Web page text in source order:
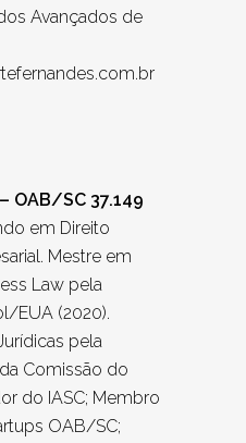
Avançados de
OAB/SC 37.149
em Direito
Mestre em
Law pela
EUA (2020).
pela
Comissão do
do IASC; Membro
OAB/SC;